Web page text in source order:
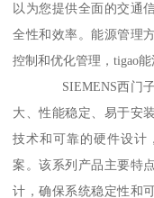
以为您提供全面的交通
全性和效率。能源管理
控制和优化管理，tigao
SIEMENS西门子S7-
大、性能稳定、易于安
技术和可靠的硬件设计
案。该系列产品主要特
计，确保系统稳定性和